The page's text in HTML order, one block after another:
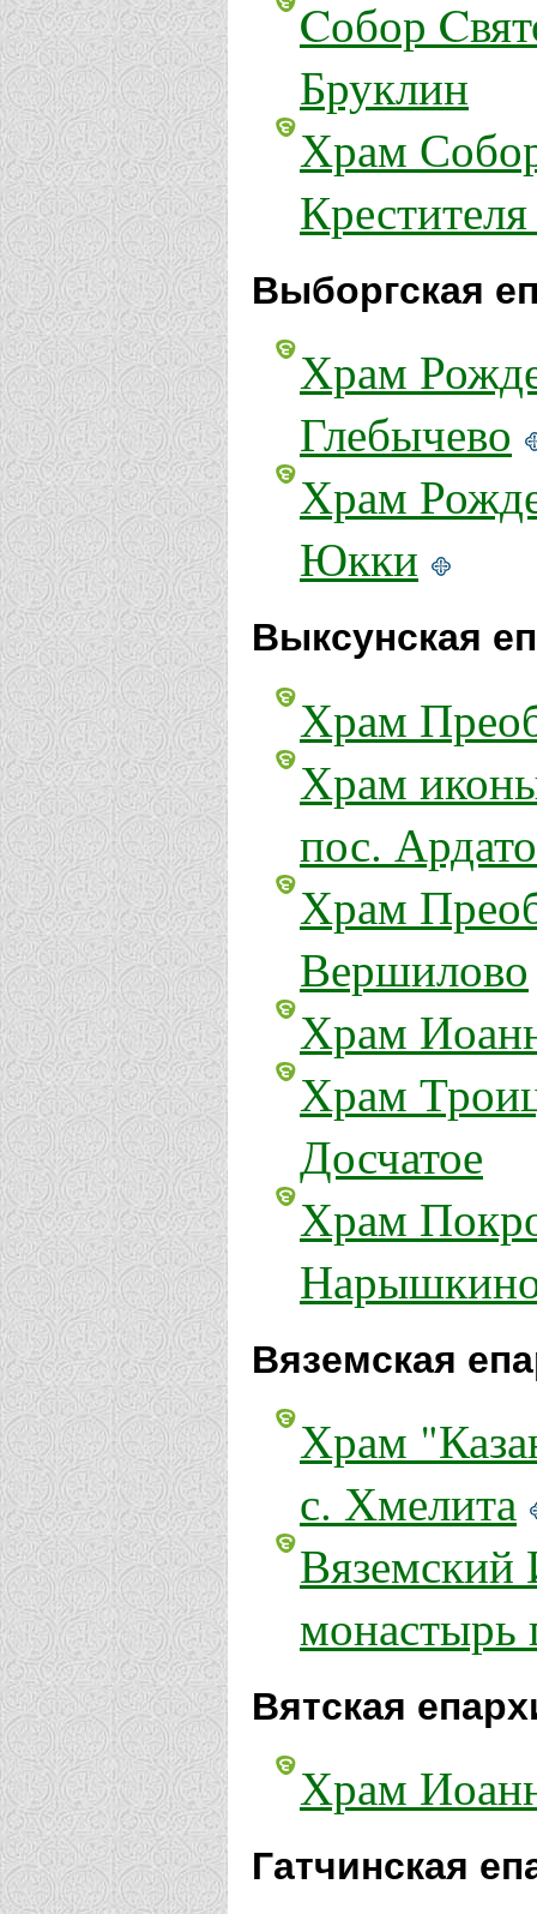
Cобор
Бруклин
Храм
Выборгская
Храм
Глебычево
Храм
Юкки
Выксунская
Храм
Храм
пос.
Храм
Вершилово
Храм
Храм
Досчатое
Храм
Вяземская
Храм
с. Хмелита
Вяземский
монастырь
Вятская
Храм
Гатчинская